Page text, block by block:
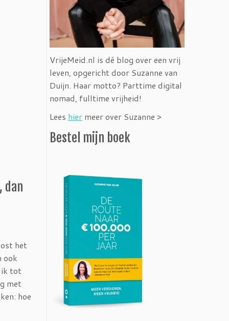
dan
het
ook
ik tot
met
hoe
VrijeMeid.nl is dé blog over een vrij
leven, opgericht door Suzanne van
Duijn. Haar motto? Parttime digital
nomad, fulltime vrijheid!
Lees hier meer over Suzanne >
Bestel mijn boek